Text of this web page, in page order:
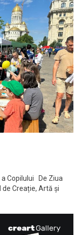
a Copilului De Ziua
de Creație, Artă și